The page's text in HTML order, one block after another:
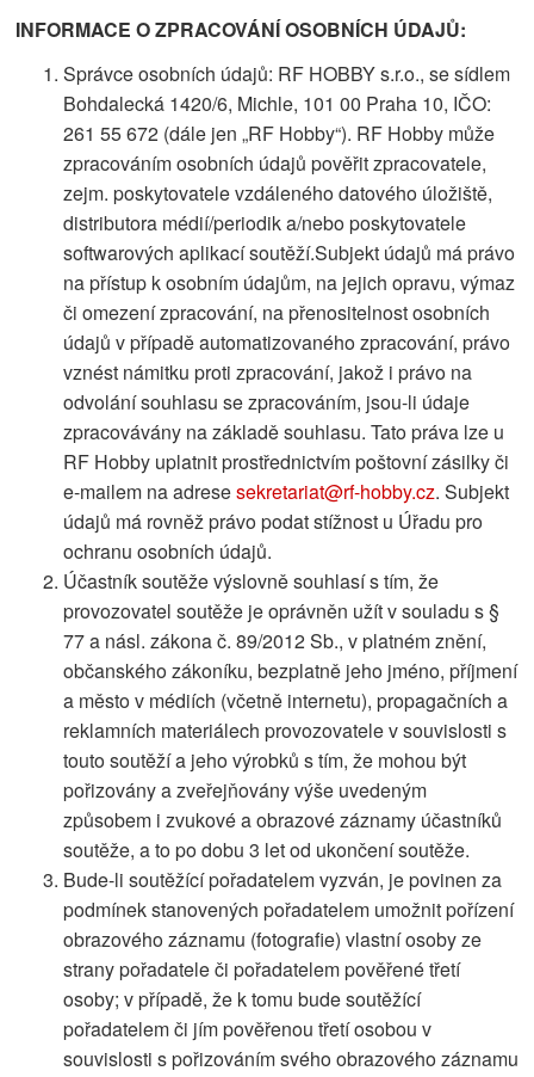
INFORMACE O ZPRACOVÁNÍ OSOBNÍCH ÚDAJŮ:
Správce osobních údajů: RF HOBBY s.r.o., se sídlem
Bohdalecká 1420/6, Michle, 101 00 Praha 10, IČO:
261 55 672 (dále jen „RF Hobby“). RF Hobby může
zpracováním osobních údajů pověřit zpracovatele,
zejm. poskytovatele vzdáleného datového úložiště,
distributora médií/periodik a/nebo poskytovatele
softwarových aplikací soutěží.Subjekt údajů má právo
na přístup k osobním údajům, na jejich opravu, výmaz
či omezení zpracování, na přenositelnost osobních
údajů v případě automatizovaného zpracování, právo
vznést námitku proti zpracování, jakož i právo na
odvolání souhlasu se zpracováním, jsou-li údaje
zpracovávány na základě souhlasu. Tato práva lze u
RF Hobby uplatnit prostřednictvím poštovní zásilky či
e-mailem na adresesekretariat@rf-hobby.cz. Subjekt
údajů má rovněž právo podat stížnost u Úřadu pro
ochranu osobních údajů.
Účastník soutěže výslovně souhlasí s tím, že
provozovatel soutěže je oprávněn užít v souladu s §
77 a násl. zákona č. 89/2012 Sb., v platném znění,
občanského zákoníku, bezplatně jeho jméno, příjmení
a město v médiích (včetně internetu), propagačních a
reklamních materiálech provozovatele v souvislosti s
touto soutěží a jeho výrobků s tím, že mohou být
pořizovány a zveřejňovány výše uvedeným
způsobem i zvukové a obrazové záznamy účastníků
soutěže, a to po dobu 3 let od ukončení soutěže.
Bude-li soutěžící pořadatelem vyzván, je povinen za
podmínek stanovených pořadatelem umožnit pořízení
obrazového záznamu (fotografie) vlastní osoby ze
strany pořadatele či pořadatelem pověřené třetí
osoby; v případě, že k tomu bude soutěžící
pořadatelem či jím pověřenou třetí osobou v
souvislosti s pořizováním svého obrazového záznamu